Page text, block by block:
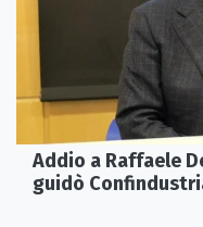
Addio a Raffaele
guidò